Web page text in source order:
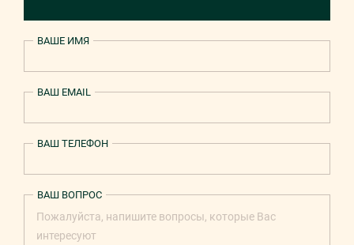
ВАШЕ ИМЯ
ВАШ EMAIL
ВАШ ТЕЛЕФОН
ВАШ ВОПРОС